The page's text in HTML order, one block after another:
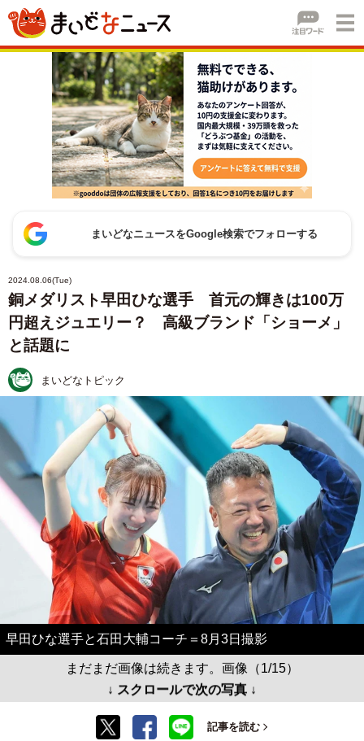
まいどなニュースをGoogle検索でフォローする
2024.08.06(Tue)
銅メダリスト早田ひな選手 首元の輝きは100万
円超えジュエリー？ 高級ブランド「ショーメ」
と話題に
まいどなトピック
早田ひな選手と石田大輔コーチ＝8月3日撮影
まだまだ画像は続きます。画像（1/15）
↓ スクロールで次の写真 ↓
記事を読む